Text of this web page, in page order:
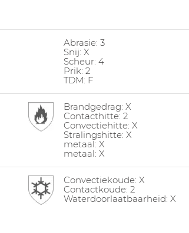
Abrasie: 3
Snij: X
Scheur: 4
Prik: 2
TDM: F
Brandgedrag: X
Contacthitte: 2
Convectiehitte: X
Stralingshitte: X
metaal: X
metaal: X
Convectiekoude: X
Contactkoude: 2
Waterdoorlaatbaarheid: X